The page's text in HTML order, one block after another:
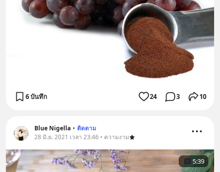
6 บันทึก 24 3 10
Blue Nigella • ติดตาม
28 มิ.ย. 2021 เวลา 23:46 • ความงาม
5:39